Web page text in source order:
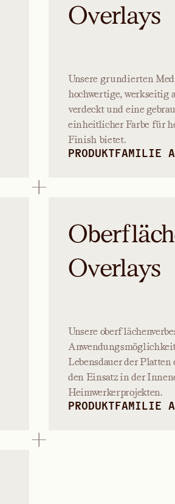
Overlays
Unsere grundierten
hochwertige, werkseitig
verdeckt und eine
einheitlicher Farbe für
Finish bietet.
PRODUKTFAMILIE
Overlays
Unsere
Lebensdauer der
den Einsatz in der
Heimwerkerprojekten.
PRODUKTFAMILIE